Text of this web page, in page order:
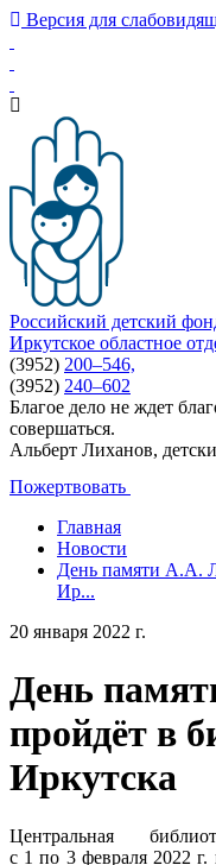
Версия для
Российский детский
Иркутское областное
(3952) 200–546,
(3952) 240–602
Благое дело не ждет
совершаться.
Альберт Лиханов,
Пожертвовать
Главная
Новости
День памяти А.А.
Ир...
20 января 2022 г.
День
пройдёт в
Иркутска
Центральная
с 1 по 3 февраля 2022